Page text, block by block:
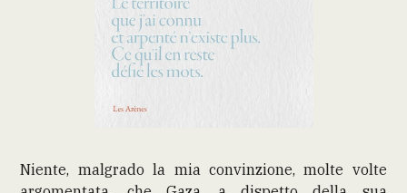
Niente, malgrado la mia convinzione, molte volte